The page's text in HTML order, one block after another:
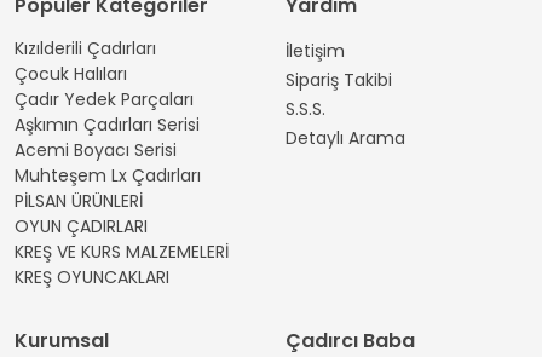
Popüler Kategoriler
Kızılderili Çadırları
Çocuk Halıları
Çadır Yedek Parçaları
Aşkımın Çadırları Serisi
Acemi Boyacı Serisi
Muhteşem Lx Çadırları
PİLSAN ÜRÜNLERİ
OYUN ÇADIRLARI
KREŞ VE KURS MALZEMELERİ
KREŞ OYUNCAKLARI
Yardım
İletişim
Sipariş Takibi
S.S.S.
Detaylı Arama
Kurumsal Çadırcı Baba